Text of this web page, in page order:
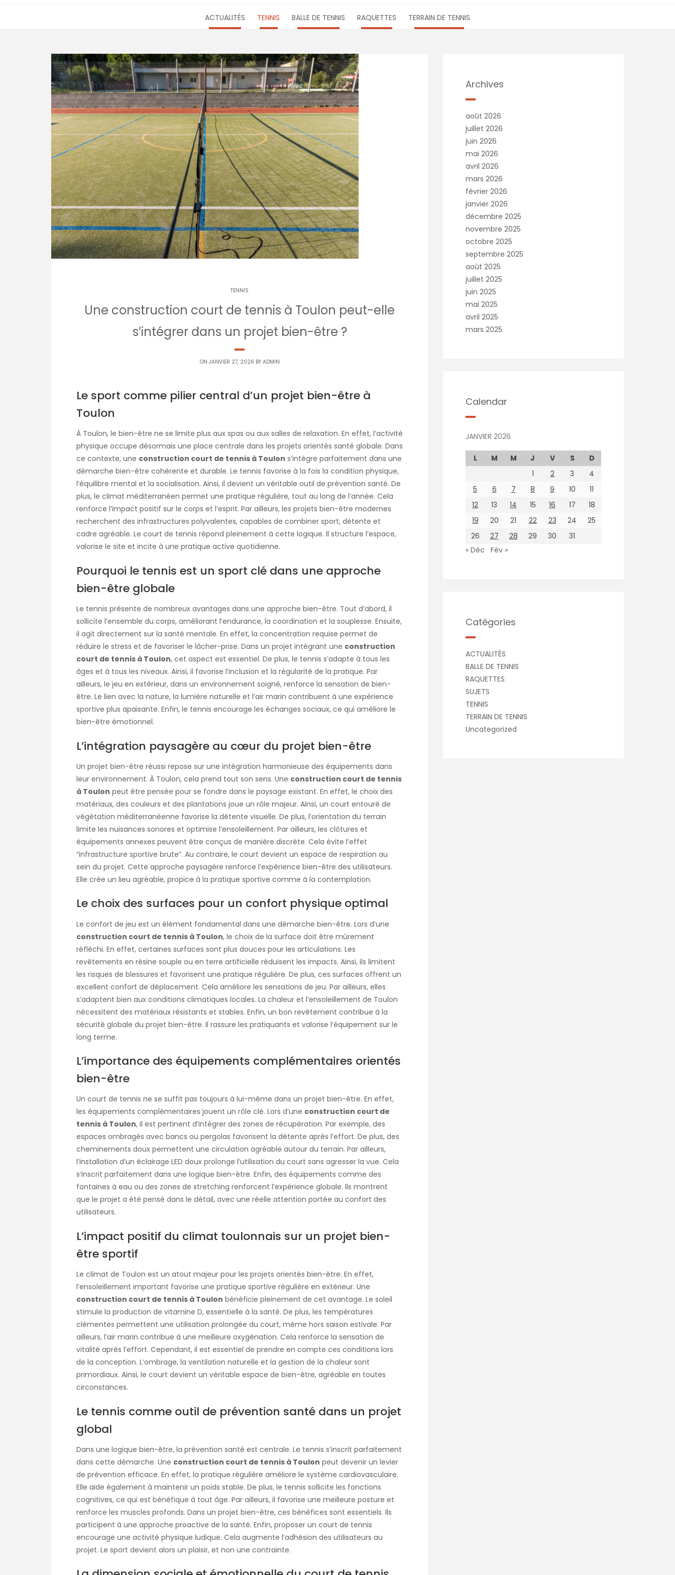
ACTUALITÉS TENNIS BALLE DE TENNIS RAQUETTES TERRAIN DE TENNIS
TENNIS
Une construction court de tennis à Toulon peut-elle
s’intégrer dans un projet bien-être ?
ON JANVIER 27, 2026 BY ADMIN
Le sport comme pilier central d’un projet bien-être à
Toulon
À Toulon, le bien-être ne se limite plus aux spas ou aux salles de relaxation. En effet, l’activité
physique occupe désormais une place centrale dans les projets orientés santé globale. Dans
ce contexte, une construction court de tennis à Toulon s’intègre parfaitement dans une
démarche bien-être cohérente et durable. Le tennis favorise à la fois la condition physique,
l’équilibre mental et la socialisation. Ainsi, il devient un véritable outil de prévention santé. De
plus, le climat méditerranéen permet une pratique régulière, tout au long de l’année. Cela
renforce l’impact positif sur le corps et l’esprit. Par ailleurs, les projets bien-être modernes
recherchent des infrastructures polyvalentes, capables de combiner sport, détente et
cadre agréable. Le court de tennis répond pleinement à cette logique. Il structure l’espace,
valorise le site et incite à une pratique active quotidienne.
Pourquoi le tennis est un sport clé dans une approche
bien-être globale
Le tennis présente de nombreux avantages dans une approche bien-être. Tout d’abord, il
sollicite l’ensemble du corps, améliorant l’endurance, la coordination et la souplesse. Ensuite,
il agit directement sur la santé mentale. En effet, la concentration requise permet de
réduire le stress et de favoriser le lâcher-prise. Dans un projet intégrant une construction
court de tennis à Toulon, cet aspect est essentiel. De plus, le tennis s’adapte à tous les
âges et à tous les niveaux. Ainsi, il favorise l’inclusion et la régularité de la pratique. Par
ailleurs, le jeu en extérieur, dans un environnement soigné, renforce la sensation de bien-
être. Le lien avec la nature, la lumière naturelle et l’air marin contribuent à une expérience
sportive plus apaisante. Enfin, le tennis encourage les échanges sociaux, ce qui améliore le
bien-être émotionnel.
L’intégration paysagère au cœur du projet bien-être
Un projet bien-être réussi repose sur une intégration harmonieuse des équipements dans
leur environnement. À Toulon, cela prend tout son sens. Une construction court de tennis
à Toulon peut être pensée pour se fondre dans le paysage existant. En effet, le choix des
matériaux, des couleurs et des plantations joue un rôle majeur. Ainsi, un court entouré de
végétation méditerranéenne favorise la détente visuelle. De plus, l’orientation du terrain
limite les nuisances sonores et optimise l’ensoleillement. Par ailleurs, les clôtures et
équipements annexes peuvent être conçus de manière discrète. Cela évite l’effet
“infrastructure sportive brute”. Au contraire, le court devient un espace de respiration au
sein du projet. Cette approche paysagère renforce l’expérience bien-être des utilisateurs.
Elle crée un lieu agréable, propice à la pratique sportive comme à la contemplation.
Le choix des surfaces pour un confort physique optimal
Le confort de jeu est un élément fondamental dans une démarche bien-être. Lors d’une
construction court de tennis à Toulon, le choix de la surface doit être mûrement
réfléchi. En effet, certaines surfaces sont plus douces pour les articulations. Les
revêtements en résine souple ou en terre artificielle réduisent les impacts. Ainsi, ils limitent
les risques de blessures et favorisent une pratique régulière. De plus, ces surfaces offrent un
excellent confort de déplacement. Cela améliore les sensations de jeu. Par ailleurs, elles
s’adaptent bien aux conditions climatiques locales. La chaleur et l’ensoleillement de Toulon
nécessitent des matériaux résistants et stables. Enfin, un bon revêtement contribue à la
sécurité globale du projet bien-être. Il rassure les pratiquants et valorise l’équipement sur le
long terme.
L’importance des équipements complémentaires orientés
bien-être
Un court de tennis ne se suffit pas toujours à lui-même dans un projet bien-être. En effet,
les équipements complémentaires jouent un rôle clé. Lors d’une construction court de
tennis à Toulon, il est pertinent d’intégrer des zones de récupération. Par exemple, des
espaces ombragés avec bancs ou pergolas favorisent la détente après l’effort. De plus, des
cheminements doux permettent une circulation agréable autour du terrain. Par ailleurs,
l’installation d’un éclairage LED doux prolonge l’utilisation du court sans agresser la vue. Cela
s’inscrit parfaitement dans une logique bien-être. Enfin, des équipements comme des
fontaines à eau ou des zones de stretching renforcent l’expérience globale. Ils montrent
que le projet a été pensé dans le détail, avec une réelle attention portée au confort des
utilisateurs.
L’impact positif du climat toulonnais sur un projet bien-
être sportif
Le climat de Toulon est un atout majeur pour les projets orientés bien-être. En effet,
l’ensoleillement important favorise une pratique sportive régulière en extérieur. Une
construction court de tennis à Toulon bénéficie pleinement de cet avantage. Le soleil
stimule la production de vitamine D, essentielle à la santé. De plus, les températures
clémentes permettent une utilisation prolongée du court, même hors saison estivale. Par
ailleurs, l’air marin contribue à une meilleure oxygénation. Cela renforce la sensation de
vitalité après l’effort. Cependant, il est essentiel de prendre en compte ces conditions lors
de la conception. L’ombrage, la ventilation naturelle et la gestion de la chaleur sont
primordiaux. Ainsi, le court devient un véritable espace de bien-être, agréable en toutes
circonstances.
Le tennis comme outil de prévention santé dans un projet
global
Dans une logique bien-être, la prévention santé est centrale. Le tennis s’inscrit parfaitement
dans cette démarche. Une construction court de tennis à Toulon peut devenir un levier
de prévention efficace. En effet, la pratique régulière améliore le système cardiovasculaire.
Elle aide également à maintenir un poids stable. De plus, le tennis sollicite les fonctions
cognitives, ce qui est bénéfique à tout âge. Par ailleurs, il favorise une meilleure posture et
renforce les muscles profonds. Dans un projet bien-être, ces bénéfices sont essentiels. Ils
participent à une approche proactive de la santé. Enfin, proposer un court de tennis
encourage une activité physique ludique. Cela augmente l’adhésion des utilisateurs au
projet. Le sport devient alors un plaisir, et non une contrainte.
Archives
août 2026
juillet 2026
juin 2026
mai 2026
avril 2026
mars 2026
février 2026
janvier 2026
décembre 2025
novembre 2025
octobre 2025
septembre 2025
août 2025
juillet 2025
juin 2025
mai 2025
avril 2025
mars 2025
Calendar
JANVIER 2026
L M M J V S
D
1
2 3
4
5
6 7 8 9 10
11
12
13 14 15 16 17
18
19
20 21 22 23 24
25
26
27 28 29 30
31
« Déc
Fév »
Catégories
ACTUALITÉS
BALLE DE TENNIS
RAQUETTES
SUJETS
TENNIS
TERRAIN DE TENNIS
Uncategorized